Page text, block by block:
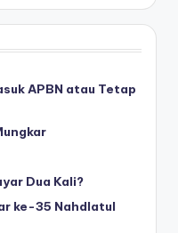
APBN atau Tetap
Dua Kali?
ke-35 Nahdlatul